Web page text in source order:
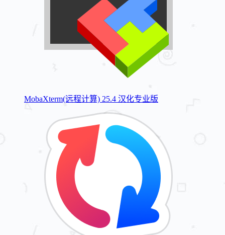
MobaXterm(远程计算) 25.4 汉化专业版